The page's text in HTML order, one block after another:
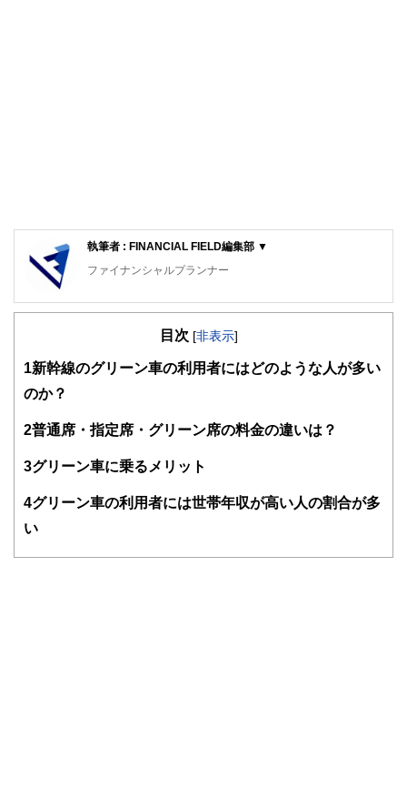
執筆者 : FINANCIAL FIELD編集部 ▼
ファイナンシャルプランナー
FinancialField編集部は、金融、経済に関する記事を、日々
知識がない方でも理解できるようわかりやすく発信していま
関わることで、読者目線のコンテンツを追求しています。
FinancialFieldの特徴は、ファイナンシャルプランナー、弁
ドバイザー、DCプランナー、公認会計士、社会保険労務
士、行政書士、投資アナリスト、キャリアコンサルタントな
をわかりやすく発信している点です。
目次 [非表示]
1 新幹線のグリーン車の利用者にはどのような人が多い
のか？
2普通席・指定席・グリーン席の料金の違いは？
3グリーン車に乗るメリット
4グリーン車の利用者には世帯年収が高い人の割合が多
い